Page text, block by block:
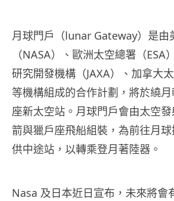
月球門戶（lunar Gateway）是由
（NASA）、歐洲太空總署（ESA
研究開發機構（JAXA）、加拿大太
等機構組成的合作計劃，將於繞
座新太空站。月球門戶會由太空發
箭與獵戶座飛船組裝，為前往月
供中途站，以轉乘登月著陸器。
Nasa 及日本近日宣布，未來將會